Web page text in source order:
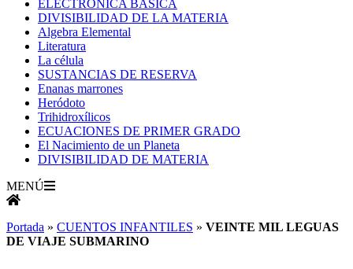
ELECTRONICA BASICA
DIVISIBILIDAD DE LA MATERIA
Algebra Elemental
Literatura
La célula
SUSTANCIAS DE RESERVA
Enanas marrones
Heródoto
Trihidroxílicos
ECUACIONES DE PRIMER GRADO
El Nacimiento de un Planeta
DIVISIBILIDAD DE MATERIA
MENÚ
Portada » CUENTOS INFANTILES » VEINTE MIL LEGUAS
DE VIAJE SUBMARINO